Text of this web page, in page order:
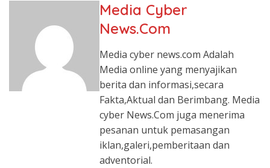
Media Cyber
News.Com
Media cyber news.com Adalah
Media online yang menyajikan
berita dan informasi,secara
Fakta,Aktual dan Berimbang. Media
cyber News.Com juga menerima
pesanan untuk pemasangan
iklan,galeri,pemberitaan dan
adventorial.